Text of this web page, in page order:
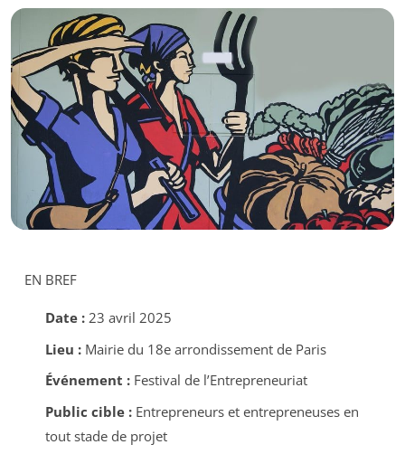
EN BREF
Date :23 avril 2025
Lieu :Mairie du 18e arrondissement de Paris
Événement :Festival de l’Entrepreneuriat
Public cible :Entrepreneurs et entrepreneuses en
tout stade de projet